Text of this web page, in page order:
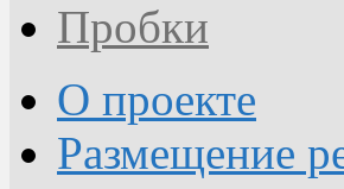
Пробки
О проекте
Размещение